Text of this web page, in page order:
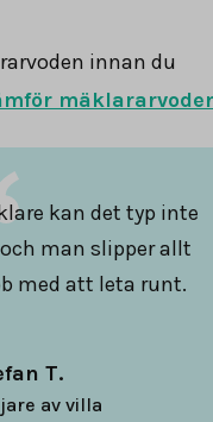
innan du
kan det typ inte
man slipper allt
med att leta runt.
T.
av villa